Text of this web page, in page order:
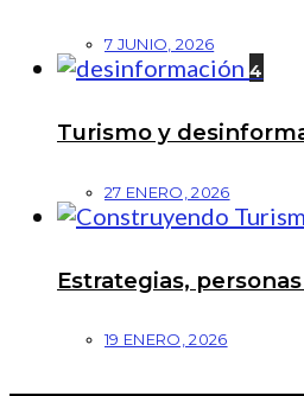
7 JUNIO, 2026
4
Turismo y
27 ENERO, 2026
Estrategias,
19 ENERO, 2026